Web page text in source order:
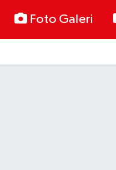
Foto Galeri